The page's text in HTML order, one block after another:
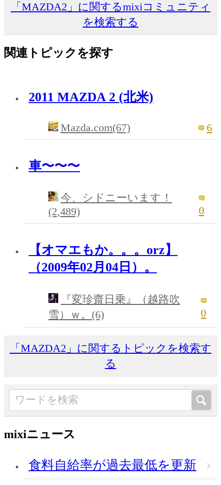
「MAZDA2」に関するmixiコミュニティ
を検索する
関連トピックを探す
2011 MAZDA 2 (北米)
Mazda.com(67) 6
車〜〜〜
今、シドニーいます！
(2,489)
0
【オマエもか。。。orz】
（2009年02月04日）。
『変珍齋日乗』（越路吹
雪）ｗ。(6)
0
「MAZDA2」に関するトピックを検索す
る
mixiニュース
食料自給率が過去最低を更新